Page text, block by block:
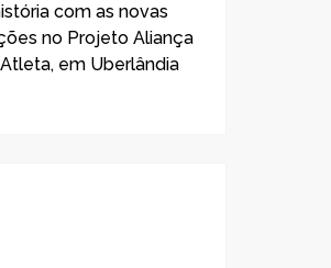
com as novas
no Projeto Aliança
em Uberlândia